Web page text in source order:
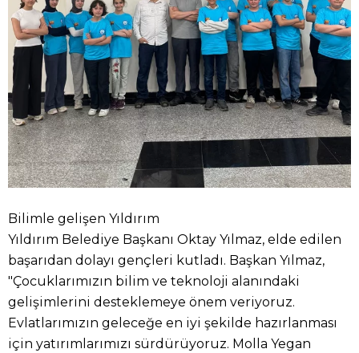
Bilimle gelişen Yıldırım
Yıldırım Belediye Başkanı Oktay Yılmaz, elde edilen
başarıdan dolayı gençleri kutladı. Başkan Yılmaz,
"Çocuklarımızın bilim ve teknoloji alanındaki
gelişimlerini desteklemeye önem veriyoruz.
Evlatlarımızın geleceğe en iyi şekilde hazırlanması
için yatırımlarımızı sürdürüyoruz. Molla Yegan